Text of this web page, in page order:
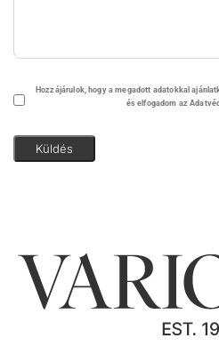
Adatvédelem
Hozzájárulok, hogy a megadott adatokkal
és elfogadom az